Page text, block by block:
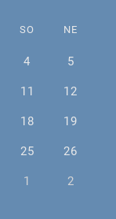
SO NE
4
5
11
12
18
19
25
26
1 2